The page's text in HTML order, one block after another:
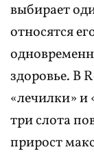
выбирает
относятся
здоровье. В
«лечилки»
три слота
прирост